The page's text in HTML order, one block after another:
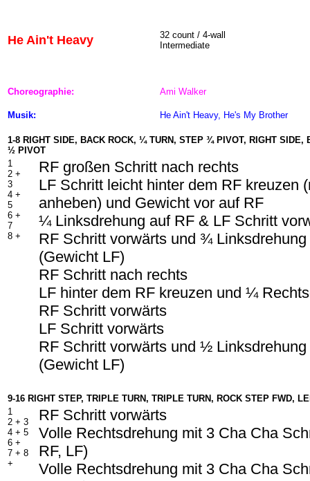
He Ain't Heavy
32 count / 4-wall
Intermediate
Choreographie: Ami Walker
Musik: He Ain't Heavy, He's My Brother
1-8 RIGHT SIDE, BACK ROCK, ¼ TURN, STEP ¾ PIVOT, RIGHT SIDE,
½ PIVOT
1
2 +
3
4 +
5
6 +
7
8 +
RF großen Schritt nach rechts
LF Schritt leicht hinter dem RF kreuzen
anheben) und Gewicht vor auf RF
¼ Linksdrehung auf RF & LF Schritt
RF Schritt vorwärts und ¾
(Gewicht LF)
RF Schritt nach rechts
LF hinter dem RF kreuzen und ¼
RF Schritt vorwärts
LF Schritt vorwärts
RF Schritt vorwärts und ½
(Gewicht LF)
9-16 RIGHT STEP, TRIPLE TURN, TRIPLE TURN, ROCK STEP FWD,
1
2 + 3
4 + 5
6 +
7 + 8
+
RF Schritt vorwärts
Volle Rechtsdrehung mit 3 Cha Cha
RF, LF)
Volle Rechtsdrehung mit 3 Cha Cha